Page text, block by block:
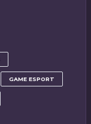
GAME ESPORT